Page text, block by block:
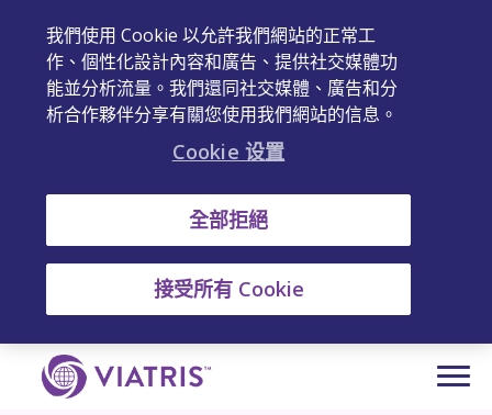
我們使用 Cookie 以允許我們網站的正常工
作、個性化設計內容和廣告、提供社交媒體功
能並分析流量。我們還同社交媒體、廣告和分
析合作夥伴分享有關您使用我們網站的信息。
Cookie 设置
全部拒絕
接受所有 Cookie